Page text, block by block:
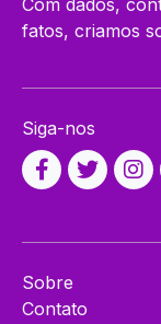
fatos, criamos
Siga-nos
Sobre
Contato